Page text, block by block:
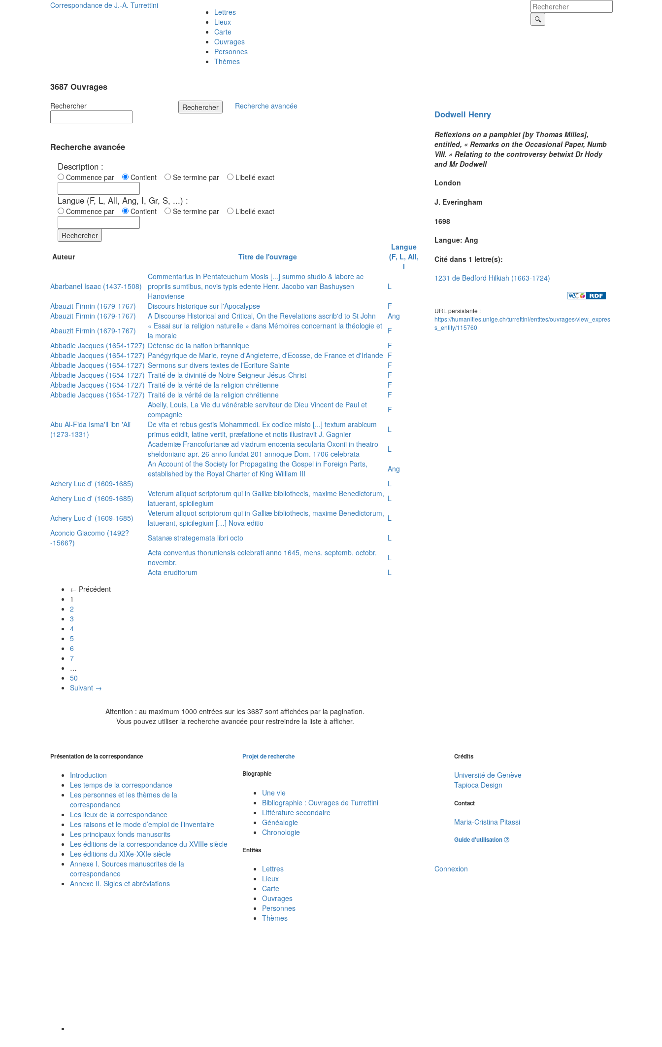
Correspondance de J.-A. Turrettini
Lettres
Lieux
Carte
Ouvrages
Personnes
Thèmes
3687 Ouvrages
Rechercher Rechercher Recherche avancée
Recherche avancée
Description :
Commence par Contient Se termine par Libellé exact
Langue (F, L, All, Ang, I, Gr, S, ...) :
Commence par Contient Se termine par Libellé exact
Rechercher
Auteur Titre de l'ouvrage
Langue
(F, L, All,
I
Abarbanel Isaac (1437-1508)
Commentarius in Pentateuchum Mosis [...] summo studio & labore ac
propriis sumtibus, novis typis edente Henr. Jacobo van Bashuysen
Hanoviense
L
Abauzit Firmin (1679-1767)
Discours historique sur l'Apocalypse
F
Abauzit Firmin (1679-1767)
A Discourse Historical and Critical, On the Revelations ascrib'd to St John
Ang
Abauzit Firmin (1679-1767)
« Essai sur la religion naturelle » dans Mémoires concernant la théologie et
la morale
F
Abbadie Jacques (1654-1727) Défense de la nation britannique
F
Abbadie Jacques (1654-1727) Panégyrique de Marie, reyne d'Angleterre, d'Ecosse, de France et d'Irlande F
Abbadie Jacques (1654-1727) Sermons sur divers textes de l'Ecriture Sainte
F
Abbadie Jacques (1654-1727) Traité de la divinité de Notre Seigneur Jésus-Christ
F
Abbadie Jacques (1654-1727) Traité de la vérité de la religion chrétienne
F
Abbadie Jacques (1654-1727) Traité de la vérité de la religion chrétienne
F
Abelly, Louis, La Vie du vénérable serviteur de Dieu Vincent de Paul et
compagnie
F
Abu Al-Fida Isma'il ibn 'Ali
(1273-1331)
De vita et rebus gestis Mohammedi. Ex codice misto [...] textum arabicum
primus edidit, latine vertit, præfatione et notis illustravit J. Gagnier
L
Academiæ Francofurtanæ ad viadrum encœnia secularia Oxonii in theatro
sheldoniano apr. 26 anno fundat 201 annoque Dom. 1706 celebrata
L
An Account of the Society for Propagating the Gospel in Foreign Parts,
established by the Royal Charter of King William III
Ang
Achery Luc d' (1609-1685)
L
Achery Luc d' (1609-1685)
Veterum aliquot scriptorum qui in Galliæ bibliothecis, maxime Benedictorum,
latuerant, spicilegium
L
Achery Luc d' (1609-1685)
Veterum aliquot scriptorum qui in Galliæ bibliothecis, maxime Benedictorum,
latuerant, spicilegium […] Nova editio
L
Aconcio Giacomo (1492?
-1566?)
Satanæ strategemata libri octo
L
Acta conventus thoruniensis celebrati anno 1645, mens. septemb. octobr.
novembr.
L
Acta eruditorum
L
← Précédent
1
2
3
4
5
6
7
…
50
Suivant →
Attention : au maximum 1000 entrées sur les 3687 sont affichées par la pagination.
Vous pouvez utiliser la recherche avancée pour restreindre la liste à afficher.
Dodwell Henry
Reflexions on a pamphlet [by Thomas Milles],
entitled, « Remarks on the Occasional Paper, Numb
VIII. » Relating to the controversy betwixt Dr Hody
and Mr Dodwell
London
J. Everingham
1698
Langue: Ang
Cité dans 1 lettre(s):
1231 de Bedford Hilkiah (1663-1724)
URL persistante :
https://humanities.unige.ch/turrettini/entites/ouvrages/view_expres
s_entity/115760
Présentation de la correspondance
Introduction
Les temps de la correspondance
Les personnes et les thèmes de la
correspondance
Les lieux de la correspondance
Les raisons et le mode d’emploi de l’inventaire
Les principaux fonds manuscrits
Les éditions de la correspondance du XVIIIe siècle
Les éditions du XIXe-XXIe siècle
Annexe I. Sources manuscrites de la
correspondance
Annexe II. Sigles et abréviations
Projet de recherche
Biographie
Une vie
Bibliographie : Ouvrages de Turrettini
Littérature secondaire
Généalogie
Chronologie
Entités
Lettres
Lieux
Carte
Ouvrages
Personnes
Thèmes
Crédits
Université de Genève
Tapioca Design
Contact
Maria-Cristina Pitassi
Guide d'utilisation
Connexion